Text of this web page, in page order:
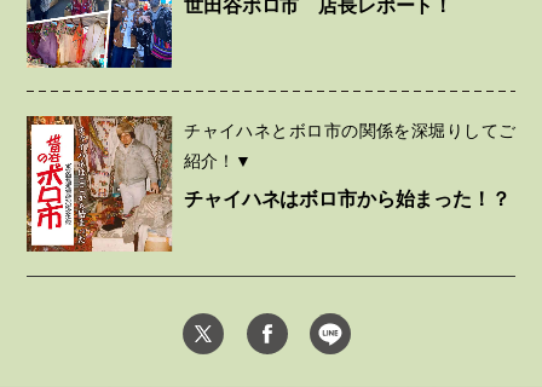
世田谷ボロ市 店長レポート！
チャイハネとボロ市の関係を深堀りしてご
紹介！▼
チャイハネはボロ市から始まった！？